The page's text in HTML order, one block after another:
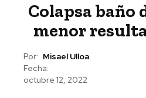
Colapsa baño
menor
Por: Misael Ulloa
Fecha:
octubre 12, 2022